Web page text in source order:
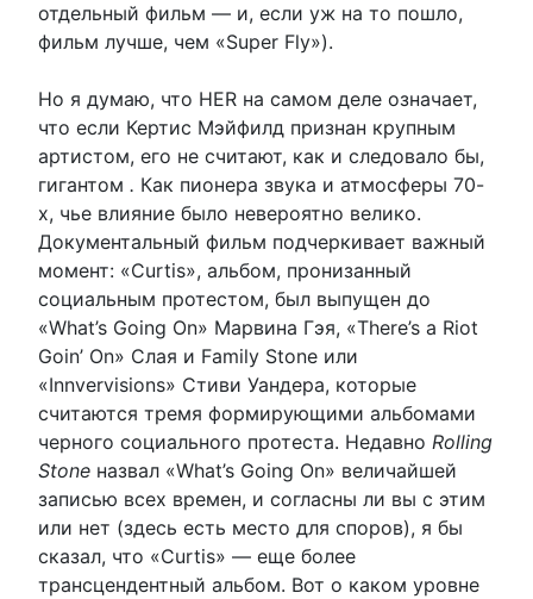
отдельный фильм — и, если уж на то пошло,
фильм лучше, чем «Super Fly»).
Но я думаю, что HER на самом деле означает,
что если Кертис Мэйфилд признан крупным
артистом, его не считают, как и следовало бы,
гигантом . Как пионера звука и атмосферы 70-
х, чье влияние было невероятно велико.
Документальный фильм подчеркивает важный
момент: «Curtis», альбом, пронизанный
социальным протестом, был выпущен до
«What’s Going On» Марвина Гэя, «There’s a Riot
Goin’ On» Слая и Family Stone или
«Innvervisions» Стиви Уандера, которые
считаются тремя формирующими альбомами
черного социального протеста. Недавно Rolling
Stone назвал «What’s Going On» величайшей
записью всех времен, и согласны ли вы с этим
или нет (здесь есть место для споров), я бы
сказал, что «Curtis» — еще более
трансцендентный альбом. Вот о каком уровне